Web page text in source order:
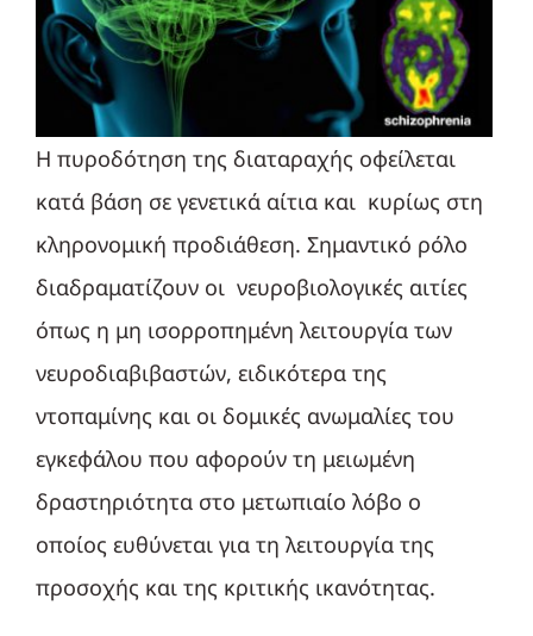
Η πυροδότηση της διαταραχής οφείλεται
κατά βάση σε γενετικά αίτια και κυρίως στη
κληρονομική προδιάθεση. Σημαντικό ρόλο
διαδραματίζουν οι νευροβιολογικές αιτίες
όπως η μη ισορροπημένη λειτουργία των
νευροδιαβιβαστών, ειδικότερα της
ντοπαμίνης και οι δομικές ανωμαλίες του
εγκεφάλου που αφορούν τη μειωμένη
δραστηριότητα στο μετωπιαίο λόβο ο
οποίος ευθύνεται για τη λειτουργία της
προσοχής και της κριτικής ικανότητας.